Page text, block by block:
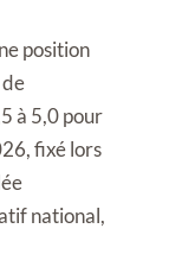
position
à 5,0 pour
fixé lors
national,